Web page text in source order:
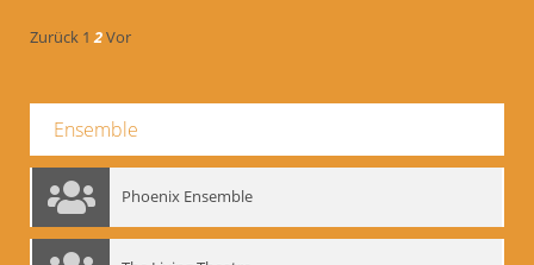
Zurück 1 2Vor
Ensemble
Phoenix Ensemble